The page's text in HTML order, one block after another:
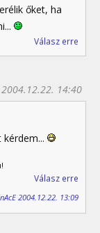
őket, ha
Válasz erre
2004.12.22. 14:40
Válasz erre
2004.12.22. 13:09